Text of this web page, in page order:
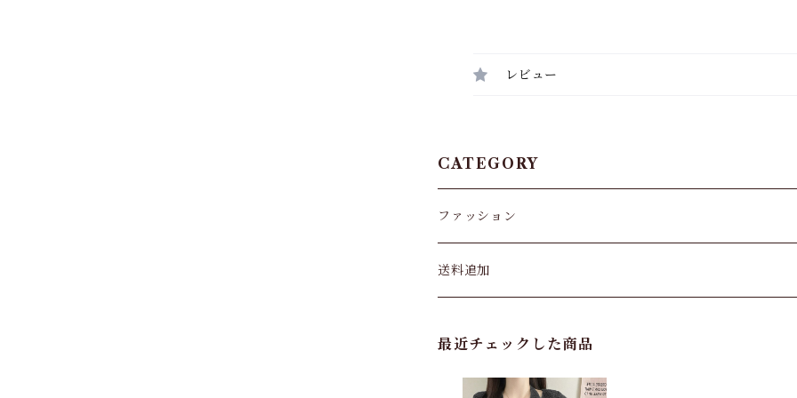
レビュー
CATEGORY
ファッション
パンツ&スカート
バッグ
送料追加
最近チェックした商品